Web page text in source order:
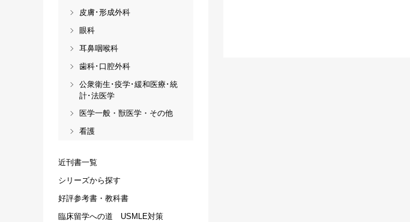
皮膚･形成外科
眼科
耳鼻咽喉科
歯科･口腔外科
公衆衛生･疫学･緩和医療･統
計･法医学
医学一般・獣医学・その他
看護
近刊書一覧
シリーズから探す
好評参考書・教科書
臨床留学への道 USMLE対策